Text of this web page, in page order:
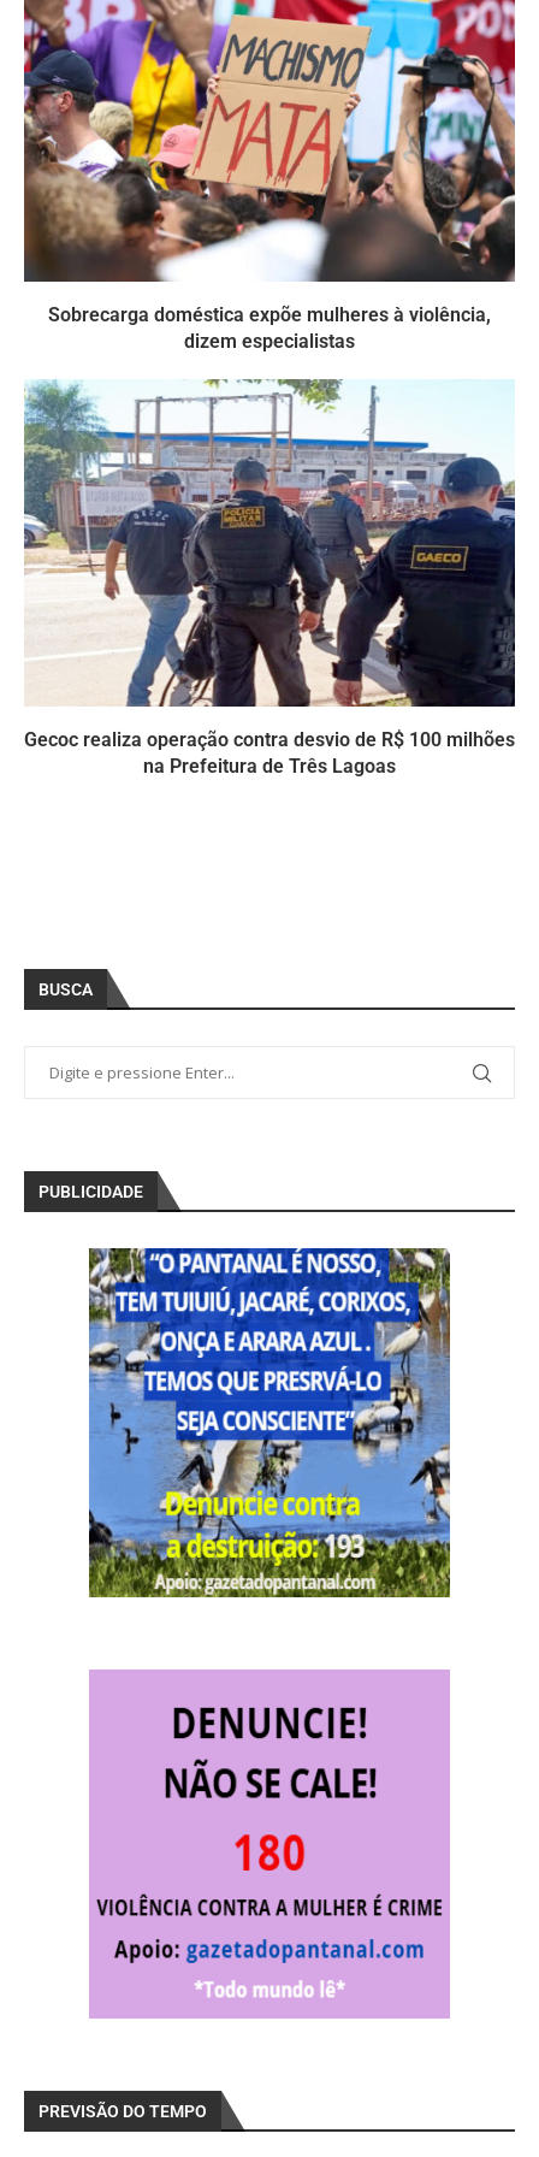
Sobrecarga doméstica expõe mulheres à violência,
dizem especialistas
Gecoc realiza operação contra desvio de R$ 100 milhões
na Prefeitura de Três Lagoas
BUSCA
PUBLICIDADE
PREVISÃO DO TEMPO